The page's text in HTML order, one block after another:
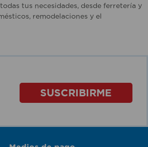
tus necesidades, desde ferretería y
remodelaciones y el
SUSCRIBIRME